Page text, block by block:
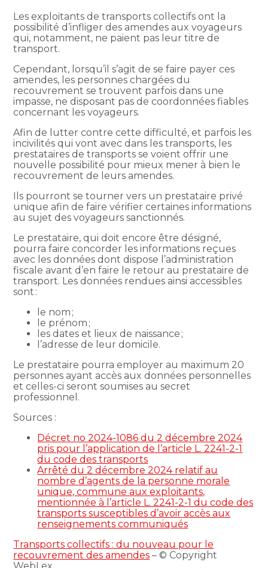
Les exploitants de transports collectifs ont la
possibilité d’infliger des amendes aux voyageurs
qui, notamment, ne paient pas leur titre de
transport.
Cependant, lorsqu’il s’agit de se faire payer ces
amendes, les personnes chargées du
recouvrement se trouvent parfois dans une
impasse, ne disposant pas de coordonnées fiables
concernant les voyageurs.
Afin de lutter contre cette difficulté, et parfois les
incivilités qui vont avec dans les transports, les
prestataires de transports se voient offrir une
nouvelle possibilité pour mieux mener à bien le
recouvrement de leurs amendes.
Ils pourront se tourner vers un prestataire privé
unique afin de faire vérifier certaines informations
au sujet des voyageurs sanctionnés.
Le prestataire, qui doit encore être désigné,
pourra faire concorder les informations reçues
avec les données dont dispose l’administration
fiscale avant d’en faire le retour au prestataire de
transport. Les données rendues ainsi accessibles
sont :
le nom ;
le prénom ;
les dates et lieux de naissance ;
l’adresse de leur domicile.
Le prestataire pourra employer au maximum 20
personnes ayant accès aux données personnelles
et celles-ci seront soumises au secret
professionnel.
Sources :
Décret no 2024-1086 du 2 décembre 2024
pris pour l’application de l’article L. 2241-2-1
du code des transports
Arrêté du 2 décembre 2024 relatif au
nombre d’agents de la personne morale
unique, commune aux exploitants,
mentionnée à l’article L. 2241-2-1 du code des
transports susceptibles d’avoir accès aux
renseignements communiqués
Transports collectifs : du nouveau pour le
recouvrement des amendes – © Copyright
WebLex